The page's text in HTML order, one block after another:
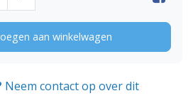
aan winkelwagen
Neem contact op over dit